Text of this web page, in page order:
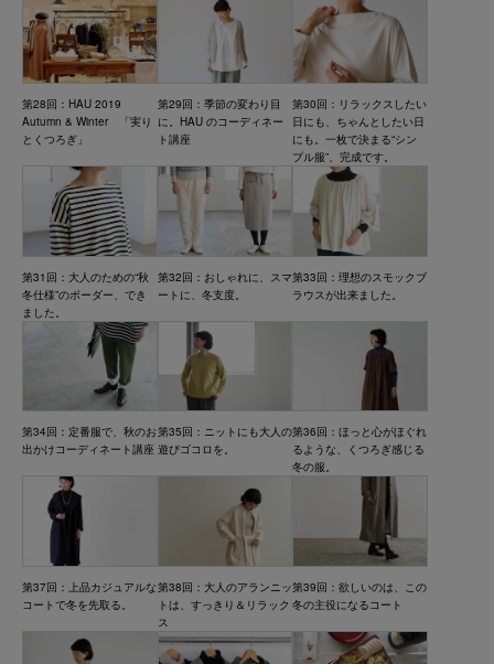
第28回：HAU 2019
Autumn & Winter 「実り
とくつろぎ」
第29回：季節の変わり目
に。HAU のコーディネー
ト講座
第30回：リラックスしたい
日にも、ちゃんとしたい日
にも。一枚で決まる“シン
プル服”、完成です。
第31回：大人のための“秋
冬仕様”のボーダー、でき
ました。
第32回：おしゃれに、スマ
ートに、冬支度。
第33回：理想のスモックブ
ラウスが出来ました。
第34回：定番服で、秋のお
出かけコーディネート講座
第35回：ニットにも大人の
遊びゴコロを。
第36回：ほっと心がほぐれ
るような、くつろぎ感じる
冬の服。
第37回：上品カジュアルな
コートで冬を先取る。
第38回：大人のアランニッ
トは、すっきり＆リラック
ス
第39回：欲しいのは、この
冬の主役になるコート